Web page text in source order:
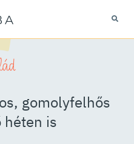
gomolyfelhős
héten is